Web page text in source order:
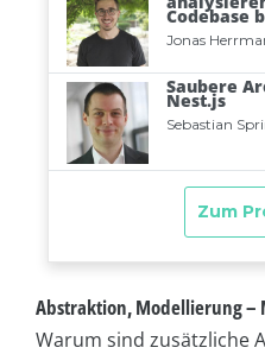
Abstraktion, Modellierung –
Warum sind zusätzliche